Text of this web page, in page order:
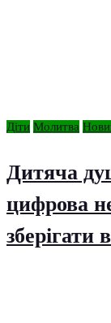
Діти Молитва
Дитяча
цифрова
зберігати